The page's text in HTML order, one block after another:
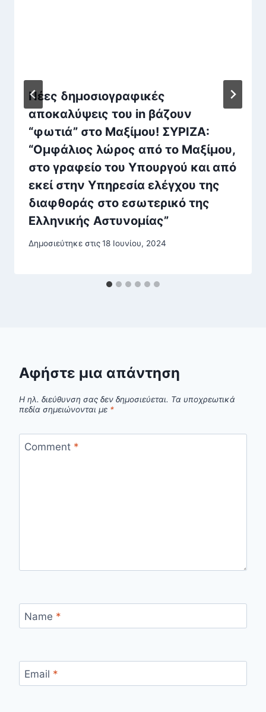
Νέες δημοσιογραφικές
αποκαλύψεις του in βάζουν
“φωτιά” στο Μαξίμου! ΣΥΡΙΖΑ:
“Ομφάλιος λώρος από το Μαξίμου,
στο γραφείο του Υπουργού και από
εκεί στην Υπηρεσία ελέγχου της
διαφθοράς στο εσωτερικό της
Ελληνικής Αστυνομίας”
Δημοσιεύτηκε στις18 Ιουνίου, 2024
Αφήστε μια απάντηση
Η ηλ. διεύθυνση σας δεν δημοσιεύεται. Τα υποχρεωτικά
πεδία σημειώνονται με *
Comment *
Name *
Email *